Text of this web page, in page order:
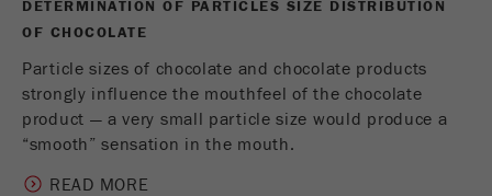
DETERMINATION OF PARTICLES SIZE DISTRIBUTION
OF CHOCOLATE
Particle sizes of chocolate and chocolate products
strongly influence the mouthfeel of the chocolate
product — a very small particle size would produce a
“smooth” sensation in the mouth.
READ MORE